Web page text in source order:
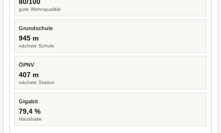
gute Wohnqualität
Grundschule
945 m
nächste Schule
ÖPNV
407 m
nächste Station
Gigabit
79,4 %
Haushalte